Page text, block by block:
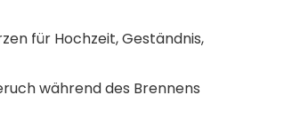
für Hochzeit, Geständnis,
während des Brennens